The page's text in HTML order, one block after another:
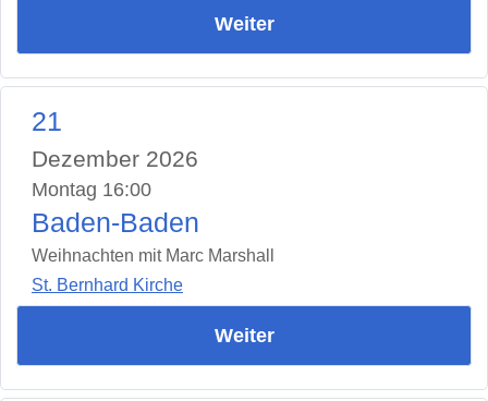
Weiter
21
Dezember 2026
Montag 16:00
Baden-Baden
Weihnachten mit Marc Marshall
St. Bernhard Kirche
Weiter